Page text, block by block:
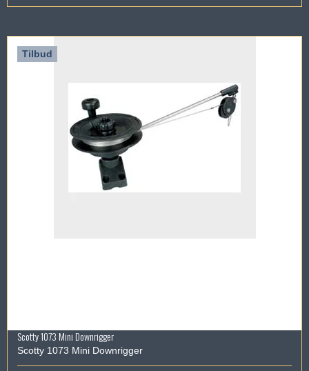
Tilbud
Scotty 1073 Mini Downrigger
Scotty 1073 Mini Downrigger